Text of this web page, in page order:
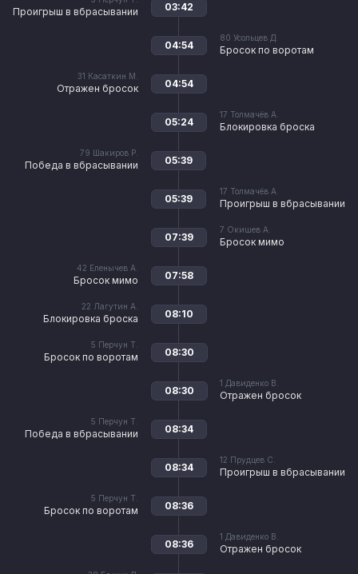
Проигрыш в вбрасывании 03:42
80 Усольцев Д.
Бросок по воротам
04:54
31 Касаткин М.
Отражен бросок 04:54
17 Толмачёв А.
Блокировка броска
05:24
79 Шакиров Р.
Победа в вбрасывании 05:39
17 Толмачёв А.
Проигрыш в вбрасывании
05:39
7 Окишев А.
Бросок мимо
07:39
42 Еленычев А.
Бросок мимо 07:58
22 Лагутин А.
Блокировка броска 08:10
5 Перчун Т.
Бросок по воротам 08:30
1 Давиденко В.
Отражен бросок
08:30
5 Перчун Т.
Победа в вбрасывании 08:34
12 Прудцев С.
Проигрыш в вбрасывании
08:34
5 Перчун Т.
Бросок по воротам 08:36
1 Давиденко В.
Отражен бросок
08:36